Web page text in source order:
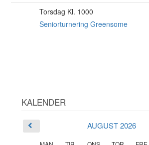
Torsdag Kl. 1000
Seniorturnering Greensome
KALENDER
AUGUST 2026